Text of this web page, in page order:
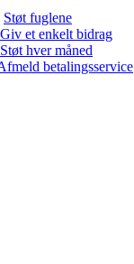
Støt fuglene
Giv et enkelt bidrag
Støt hver måned
betalingsservice